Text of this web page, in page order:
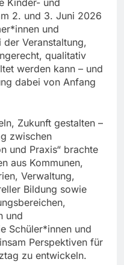
2. und 3. Juni 2026
und
Veranstaltung,
qualitativ
werden kann – und
dabei von Anfang
Zukunft gestalten –
zwischen
und Praxis“ brachte
aus Kommunen,
Verwaltung,
Bildung sowie
und
Schüler*innen und
Perspektiven für
zu entwickeln.